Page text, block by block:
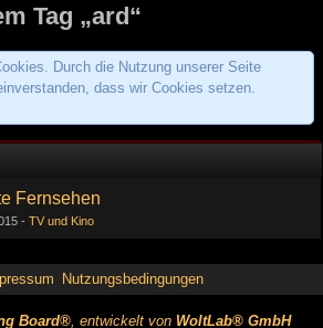
Tag „ard“
Durch die Nutzung unserer Seite
dass wir Cookies setzen.
Fernsehen
TV und Kino
Nutzungsbedingungen
Board®, entwickelt von WoltLab® GmbH